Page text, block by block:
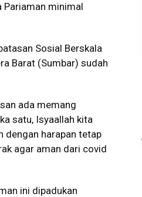
Pariaman minimal
Sosial Berskala
Barat (Sumbar) sudah
ada memang
satu, Isyaallah kita
dengan harapan tetap
agar aman dari covid
ini dipadukan